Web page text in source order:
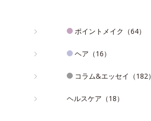
ポイントメイク（64）
ヘア（16）
コラム&エッセイ（182）
ヘルスケア（18）